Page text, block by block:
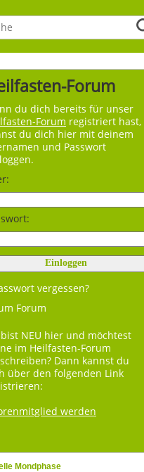
Forum
du dich bereits für unser
Forum registriert hast,
du dich hier mit deinem
und Passwort
vergessen?
Forum
NEU hier und möchtest
im Heilfasten-Forum
Dann kannst du
über den folgenden Link
werden
Mondphase